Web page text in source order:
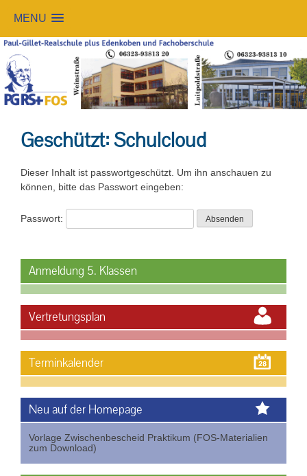
MENU
Skip
content
Geschützt: Schulcloud
Dieser Inhalt ist passwortgeschützt. Um ihn anschauen zu
können, bitte das Passwort eingeben:
Passwort:
Anmeldung 5. Klassen
Vertretungsplan
Terminkalender
Neu auf der Homepage
Vorlage Zwischenbescheid Praktikum (FOS-Materialien
zum Download)